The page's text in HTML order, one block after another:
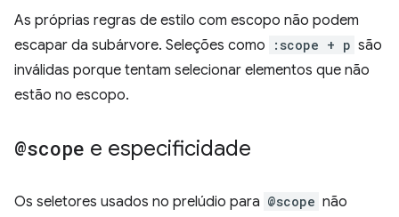
As próprias regras de estilo com escopo não podem
escapar da subárvore. Seleções como
:scope + p são
inválidas porque tentam selecionar elementos que não
estão no escopo.
@scope e especificidade
Os seletores usados no prelúdio para @scope não